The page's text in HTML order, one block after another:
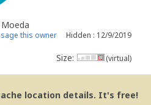
this owner Hidden : 12/9/2019
Size: (virtual)
location details. It's free!